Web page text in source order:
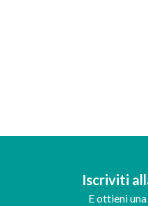
Iscriviti
E ottieni